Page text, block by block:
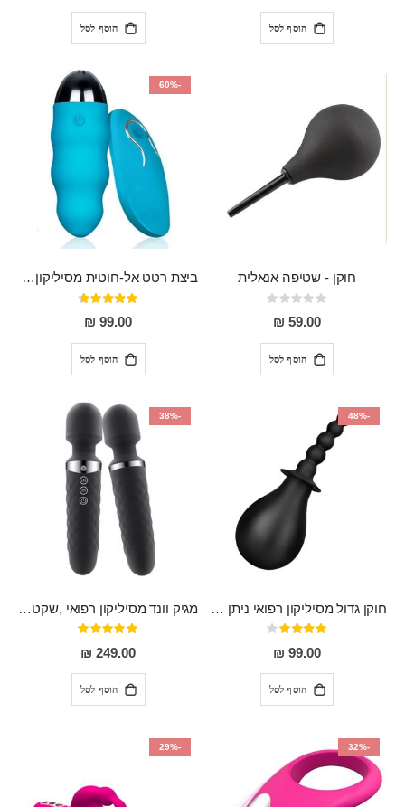
הוסף לסל הוסף לסל
חוקן - שטיפה אנאלית
Rating:
0%
59.00 ₪
הוסף לסל
-60%
ביצת רטט אל-חוטית מסיליקון רפואי בגודל של 8 ס"מ ורוחב 3 ס"מ בעלת 20 מהירויות שונות "ENKI"
דירוג:
93%
99.00 ₪
הוסף לסל
-48%
חוקן גדול מסיליקון רפואי ניתן לשימוש גם כפלאג וגם כחרוזים אנאלים
דירוג:
80%
99.00 ₪
הוסף לסל
-38%
מגיק וונד מסיליקון רפואי ,שקט במיוחד, נטען בעל 10 מהירויות שונות "Erna"
דירוג:
100%
249.00 ₪
הוסף לסל
-32%
-29%